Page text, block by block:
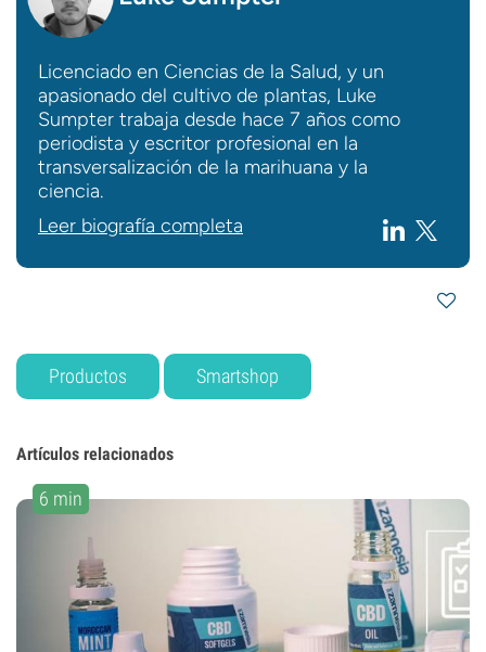
Licenciado en Ciencias de la Salud, y un
apasionado del cultivo de plantas, Luke
Sumpter trabaja desde hace 7 años como
periodista y escritor profesional en la
transversalización de la marihuana y la
ciencia.
Leer biografía completa
Productos Smartshop
Artículos relacionados
6 min